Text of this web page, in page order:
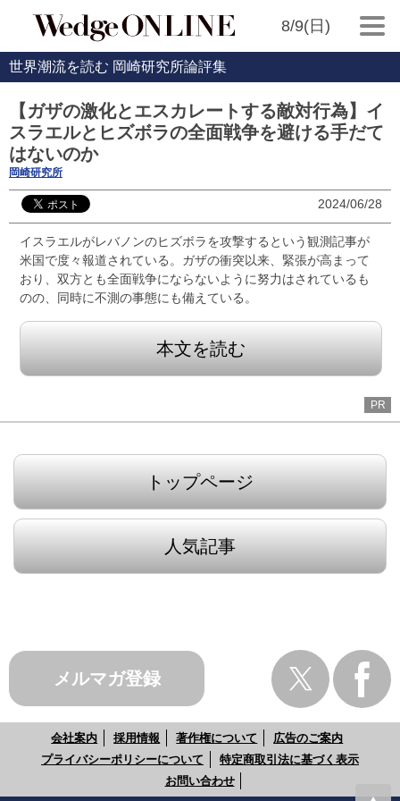
8/9(日)
世界潮流を読む 岡崎研究所論評集
【ガザの激化とエスカレートする敵対行為】イ
スラエルとヒズボラの全面戦争を避ける手だて
はないのか
岡崎研究所
2024/06/28
イスラエルがレバノンのヒズボラを攻撃するという観測記事が
米国で度々報道されている。ガザの衝突以来、緊張が高まって
おり、双方とも全面戦争にならないように努力はされているも
のの、同時に不測の事態にも備えている。
本文を読む
PR
トップページ
人気記事
メルマガ登録
会社案内 採用情報 著作権について
広告のご案内
プライバシーポリシーについて
特定商取引法に基づく表示
お問い合わせ